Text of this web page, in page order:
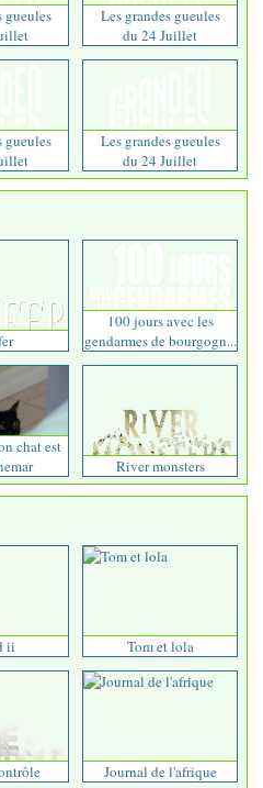
gueules
Les grandes gueules
du 24 Juillet
gueules
Les grandes gueules
du 24 Juillet
100 jours avec les
gendarmes de bourgogn...
chat est
River monsters
ii Tom et lola
Journal de l'afrique